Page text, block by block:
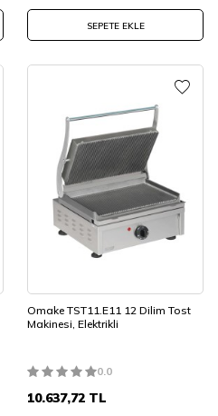
SEPETE EKLE
Omake TST11.E11 12 Dilim Tost
Makinesi, Elektrikli
0.0
10.637,72 TL